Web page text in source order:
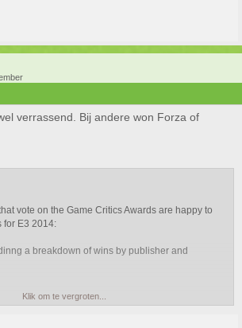
verrassend. Bij andere won Forza of
vote on the Game Critics Awards are happy to
for E3 2014:
a breakdown of wins by publisher and
Klik om te vergroten...